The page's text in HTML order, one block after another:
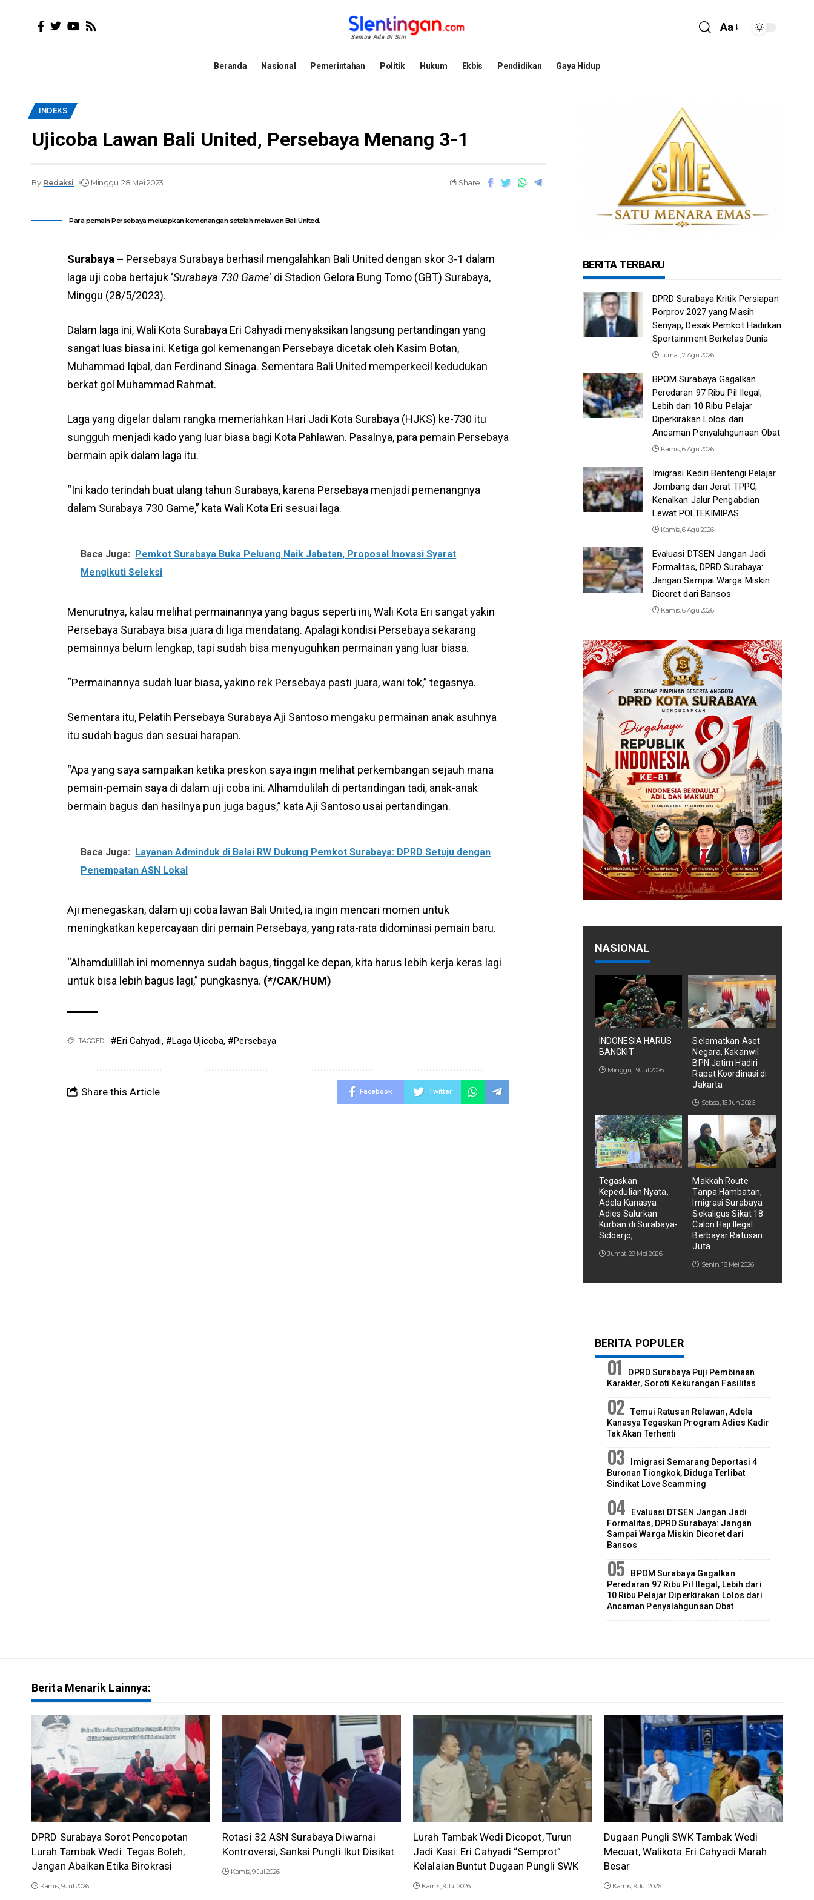
Aa
Beranda Nasional Pemerintahan Politik Hukum Ekbis Pendidikan Gaya Hidup
INDEKS
Ujicoba Lawan Bali United, Persebaya Menang 3-1
By Redaksi Minggu, 28 Mei 2023 Share
Para pemain Persebaya meluapkan kemenangan setelah melawan Bali United.
Surabaya – Persebaya Surabaya berhasil mengalahkan Bali United dengan skor 3-1 dalam
laga uji coba bertajuk ‘Surabaya 730 Game‘ di Stadion Gelora Bung Tomo (GBT) Surabaya,
Minggu (28/5/2023).
Dalam laga ini, Wali Kota Surabaya Eri Cahyadi menyaksikan langsung pertandingan yang
sangat luas biasa ini. Ketiga gol kemenangan Persebaya dicetak oleh Kasim Botan,
Muhammad Iqbal, dan Ferdinand Sinaga. Sementara Bali United memperkecil kedudukan
berkat gol Muhammad Rahmat.
Laga yang digelar dalam rangka memeriahkan Hari Jadi Kota Surabaya (HJKS) ke-730 itu
sungguh menjadi kado yang luar biasa bagi Kota Pahlawan. Pasalnya, para pemain Persebaya
bermain apik dalam laga itu.
“Ini kado terindah buat ulang tahun Surabaya, karena Persebaya menjadi pemenangnya
dalam Surabaya 730 Game,” kata Wali Kota Eri sesuai laga.
Baca Juga: Pemkot Surabaya Buka Peluang Naik Jabatan, Proposal Inovasi Syarat
Mengikuti Seleksi
Menurutnya, kalau melihat permainannya yang bagus seperti ini, Wali Kota Eri sangat yakin
Persebaya Surabaya bisa juara di liga mendatang. Apalagi kondisi Persebaya sekarang
pemainnya belum lengkap, tapi sudah bisa menyuguhkan permainan yang luar biasa.
“Permainannya sudah luar biasa, yakino rek Persebaya pasti juara, wani tok,” tegasnya.
Sementara itu, Pelatih Persebaya Surabaya Aji Santoso mengaku permainan anak asuhnya
itu sudah bagus dan sesuai harapan.
“Apa yang saya sampaikan ketika preskon saya ingin melihat perkembangan sejauh mana
pemain-pemain saya di dalam uji coba ini. Alhamdulilah di pertandingan tadi, anak-anak
bermain bagus dan hasilnya pun juga bagus,” kata Aji Santoso usai pertandingan.
Baca Juga: Layanan Adminduk di Balai RW Dukung Pemkot Surabaya: DPRD Setuju dengan
Penempatan ASN Lokal
Aji menegaskan, dalam uji coba lawan Bali United, ia ingin mencari momen untuk
meningkatkan kepercayaan diri pemain Persebaya, yang rata-rata didominasi pemain baru.
“Alhamdulillah ini momennya sudah bagus, tinggal ke depan, kita harus lebih kerja keras lagi
untuk bisa lebih bagus lagi,” pungkasnya. (*/CAK/HUM)
TAGGED: #Eri Cahyadi, #Laga Ujicoba, #Persebaya
Share this Article Facebook Twitter
BERITA TERBARU
DPRD Surabaya Kritik Persiapan
Porprov 2027 yang Masih
Senyap, Desak Pemkot Hadirkan
Sportainment Berkelas Dunia
Jumat, 7 Agu 2026
BPOM Surabaya Gagalkan
Peredaran 97 Ribu Pil Ilegal,
Lebih dari 10 Ribu Pelajar
Diperkirakan Lolos dari
Ancaman Penyalahgunaan Obat
Kamis, 6 Agu 2026
Imigrasi Kediri Bentengi Pelajar
Jombang dari Jerat TPPO,
Kenalkan Jalur Pengabdian
Lewat POLTEKIMIPAS
Kamis, 6 Agu 2026
Evaluasi DTSEN Jangan Jadi
Formalitas, DPRD Surabaya:
Jangan Sampai Warga Miskin
Dicoret dari Bansos
Kamis, 6 Agu 2026
NASIONAL
INDONESIA HARUS
BANGKIT
Minggu, 19 Jul 2026
Selamatkan Aset
Negara, Kakanwil
BPN Jatim Hadiri
Rapat Koordinasi di
Jakarta
Selasa, 16 Jun 2026
Tegaskan
Kepedulian Nyata,
Adela Kanasya
Adies Salurkan
Kurban di Surabaya-
Sidoarjo,
Jumat, 29 Mei 2026
Makkah Route
Tanpa Hambatan,
Imigrasi Surabaya
Sekaligus Sikat 18
Calon Haji Ilegal
Berbayar Ratusan
Juta
Senin, 18 Mei 2026
BERITA POPULER
DPRD Surabaya Puji Pembinaan
Karakter, Soroti Kekurangan Fasilitas
Temui Ratusan Relawan, Adela
Kanasya Tegaskan Program Adies Kadir
Tak Akan Terhenti
Imigrasi Semarang Deportasi 4
Buronan Tiongkok, Diduga Terlibat
Sindikat Love Scamming
Evaluasi DTSEN Jangan Jadi
Formalitas, DPRD Surabaya: Jangan
Sampai Warga Miskin Dicoret dari
Bansos
BPOM Surabaya Gagalkan
Peredaran 97 Ribu Pil Ilegal, Lebih dari
10 Ribu Pelajar Diperkirakan Lolos dari
Ancaman Penyalahgunaan Obat
Berita Menarik Lainnya:
DPRD Surabaya Sorot Pencopotan
Lurah Tambak Wedi: Tegas Boleh,
Jangan Abaikan Etika Birokrasi
Kamis, 9 Jul 2026
Rotasi 32 ASN Surabaya Diwarnai
Kontroversi, Sanksi Pungli Ikut Disikat
Kamis, 9 Jul 2026
Lurah Tambak Wedi Dicopot, Turun
Jadi Kasi: Eri Cahyadi “Semprot”
Kelalaian Buntut Dugaan Pungli SWK
Kamis, 9 Jul 2026
Dugaan Pungli SWK Tambak Wedi
Mecuat, Walikota Eri Cahyadi Marah
Besar
Kamis, 9 Jul 2026